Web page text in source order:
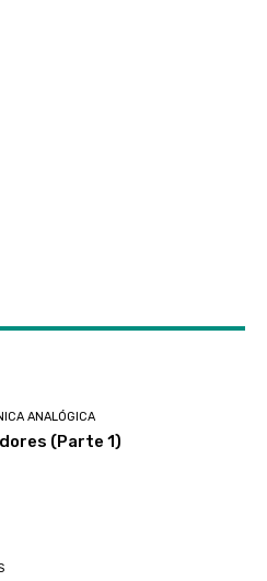
ANALÓGICA
(Parte 1)